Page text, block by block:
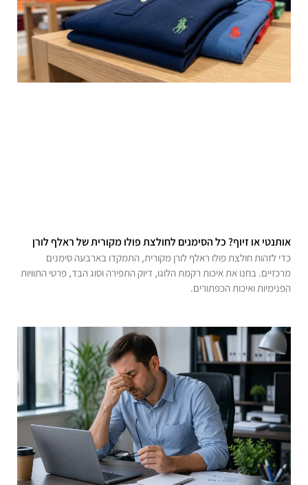
אותנטי או זיוף? כל הסימנים לחולצת פולו מקורית של ראלף לורן
כדי לזהות חולצת פולו ראלף לורן מקורית, התמקדו בארבעה סימנים
מרכזיים. בחנו את איכות רקמת הלוגו, דיוק התפירה וסוג הבד, פרטי התוויות
הפנימיות ואיכות הכפתורים.